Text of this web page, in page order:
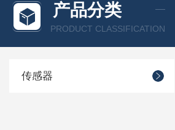
产品分类
PRODUCT CLASSIFICATION
传感器